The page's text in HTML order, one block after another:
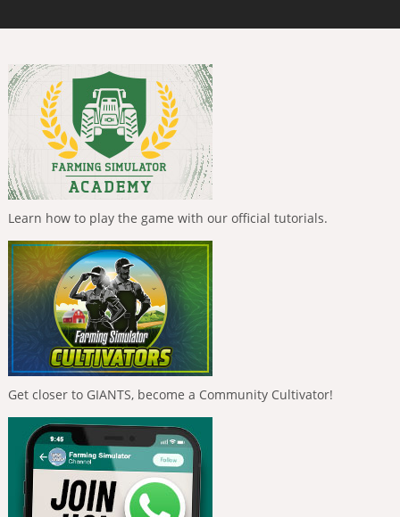
Learn how to play the game with our official tutorials.
Get closer to GIANTS, become a Community Cultivator!